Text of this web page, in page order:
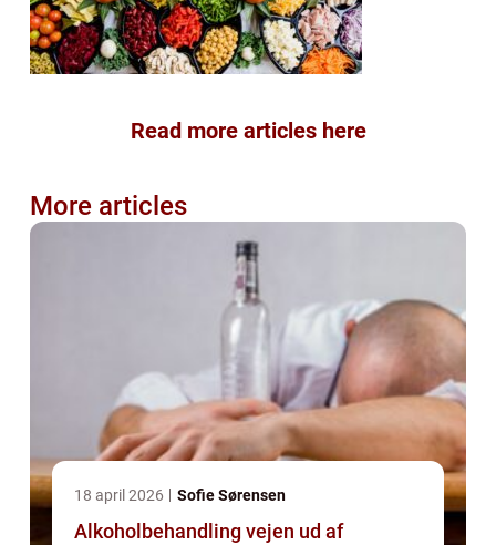
Read more articles here
More articles
18 april 2026 Sofie Sørensen
Alkoholbehandling vejen ud af